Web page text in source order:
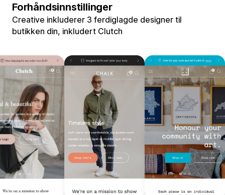
Forhåndsinnstillinger
Creative inkluderer 3 ferdiglagde designer til
butikken din, inkludert Clutch